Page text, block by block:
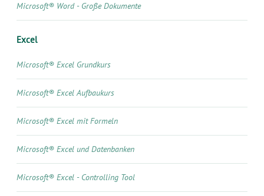
Microsoft® Word - Große Dokumente
Excel
Microsoft® Excel Grundkurs
Microsoft® Excel Aufbaukurs
Microsoft® Excel mit Formeln
Microsoft® Excel und Datenbanken
Microsoft® Excel - Controlling Tool